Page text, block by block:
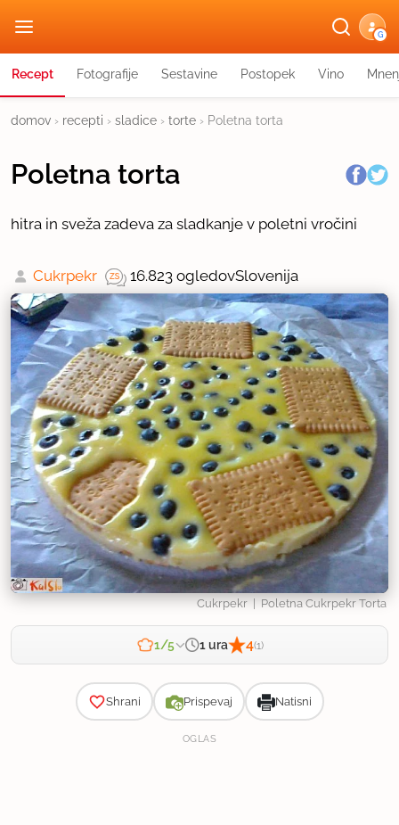
G
Recept Fotografije Sestavine Postopek Vino
domov › recepti › sladice › torte › Poletna torta
Poletna torta
hitra in sveža zadeva za sladkanje v poletni vročini
Cukrpekr 16.823 ogledovSlovenija
Cukrpekr | Poletna Cukrpekr Torta
1/5 1 ura 4(1)
Shrani Prispevaj Natisni
OGLAS